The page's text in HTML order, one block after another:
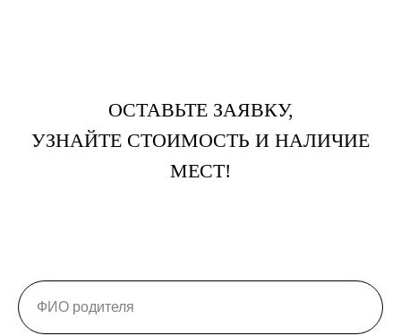
ОСТАВЬТЕ ЗАЯВКУ,
УЗНАЙТЕ СТОИМОСТЬ И НАЛИЧИЕ
МЕСТ!